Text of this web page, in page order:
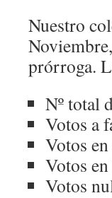
Nuestro
prórroga.
Nº total
Votos a
Votos
Votos
Votos